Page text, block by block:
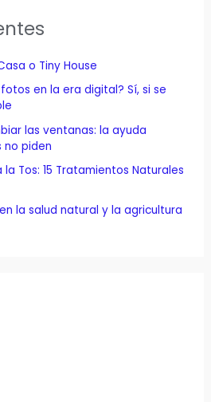
o Tiny House
en la era digital? Sí, si se
las ventanas: la ayuda
no piden
Tos: 15 Tratamientos Naturales
la salud natural y la agricultura